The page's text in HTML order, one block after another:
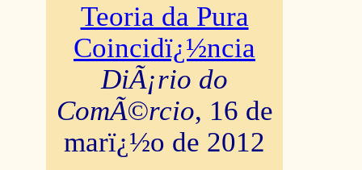
Teoria da Pura
Coincidï¿½ncia
DiÃ¡rio do
ComÃ©rcio, 16 de
marï¿½o de 2012